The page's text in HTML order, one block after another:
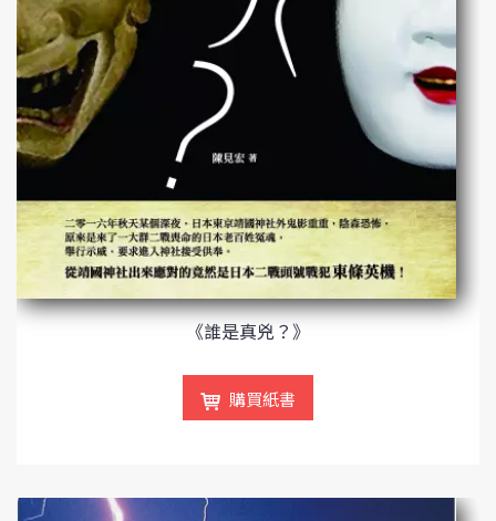
《誰是真兇？》
購買紙書